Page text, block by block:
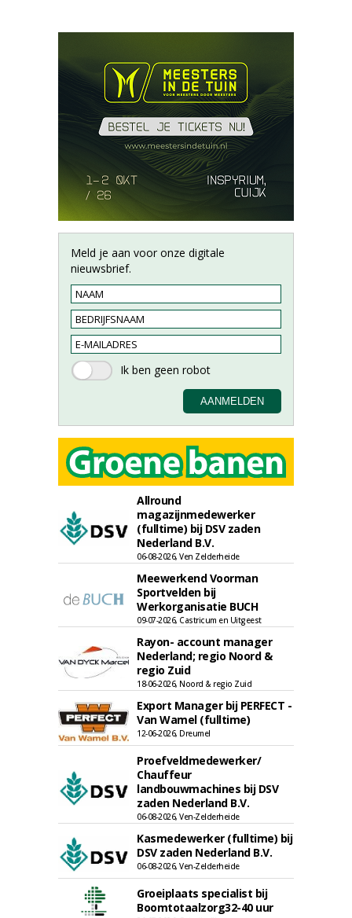
Meld je aan voor onze digitale
nieuwsbrief.
Allround
magazijnmedewerker
(fulltime) bij DSV zaden
Nederland B.V.
06-08-2026, Ven Zelderheide
Meewerkend Voorman
Sportvelden bij
Werkorganisatie BUCH
09-07-2026, Castricum en Uitgeest
Rayon- account manager
Nederland; regio Noord &
regio Zuid
18-06-2026, Noord & regio Zuid
Export Manager bij PERFECT -
Van Wamel (fulltime)
12-06-2026, Dreumel
Proefveldmedewerker/
Chauffeur
landbouwmachines bij DSV
zaden Nederland B.V.
06-08-2026, Ven-Zelderheide
Kasmedewerker (fulltime) bij
DSV zaden Nederland B.V.
06-08-2026, Ven-Zelderheide
Groeiplaats specialist bij
Boomtotaalzorg32-40 uur